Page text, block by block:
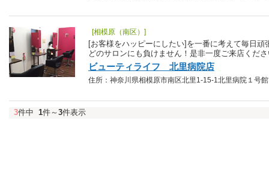
[相模原（南区）]
[お客様をハッピーにしたい]を一番に考えて毎日
どのサロンにも負けません！是非一度ご来店くだ
ビューティライフ 北里病院店
住所：神奈川県相模原市南区北里1-15-1北里病院１号
3件中 1件～ 3件表示